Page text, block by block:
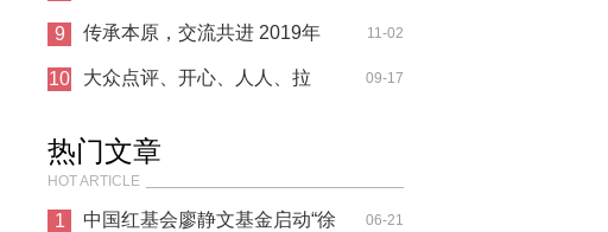
的重新认证
9 传承本原，交流共进 2019年
知博会·中
11-02
10 大众点评、开心、人人、拉 09-17
热门文章
HOT ARTICLE
1 中国红基会廖静文基金启动“徐 06-21